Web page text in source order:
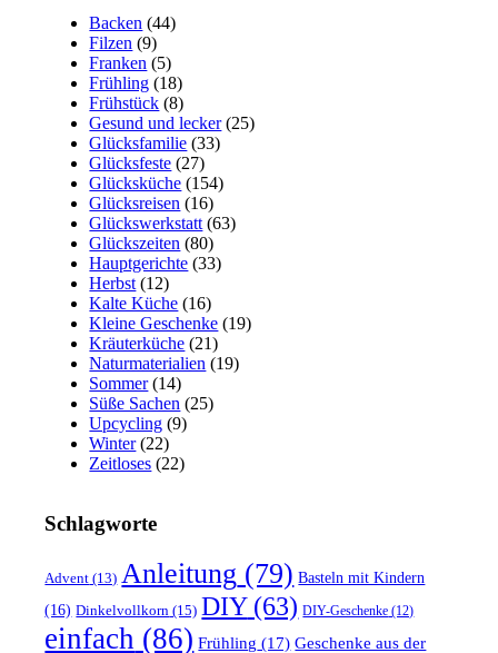
Backen (44)
Filzen (9)
Franken (5)
Frühling (18)
Frühstück (8)
Gesund und lecker(25)
Glücksfamilie (33)
Glücksfeste (27)
Glücksküche (154)
Glücksreisen (16)
Glückswerkstatt (63)
Glückszeiten (80)
Hauptgerichte (33)
Herbst (12)
Kalte Küche (16)
Kleine Geschenke (19)
Kräuterküche (21)
Naturmaterialien (19)
Sommer(14)
Süße Sachen (25)
Upcycling (9)
Winter(22)
Zeitloses (22)
Schlagworte
Advent (13) Anleitung (79) Basteln mit Kindern
(16) Dinkelvollkorn (15) DIY(63) DIY-Geschenke (12)
einfach (86) Frühling (17) Geschenke aus der